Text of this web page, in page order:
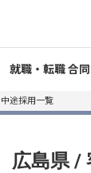
就職・転職 合
途採用一覧
広島県 /